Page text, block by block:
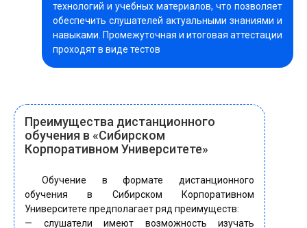
технологий и учебных материалов, что позволяет
обеспечить слушателей актуальными знаниями и
навыками. Промежуточная и итоговая аттестации
проходят в виде тестов
Преимущества дистанционного
обучения в «Сибирском
Корпоративном Университете»
Обучение в формате дистанционного
обучения в Сибирском Корпоративном
Университете предполагает ряд преимуществ:
— слушатели имеют возможность изучать